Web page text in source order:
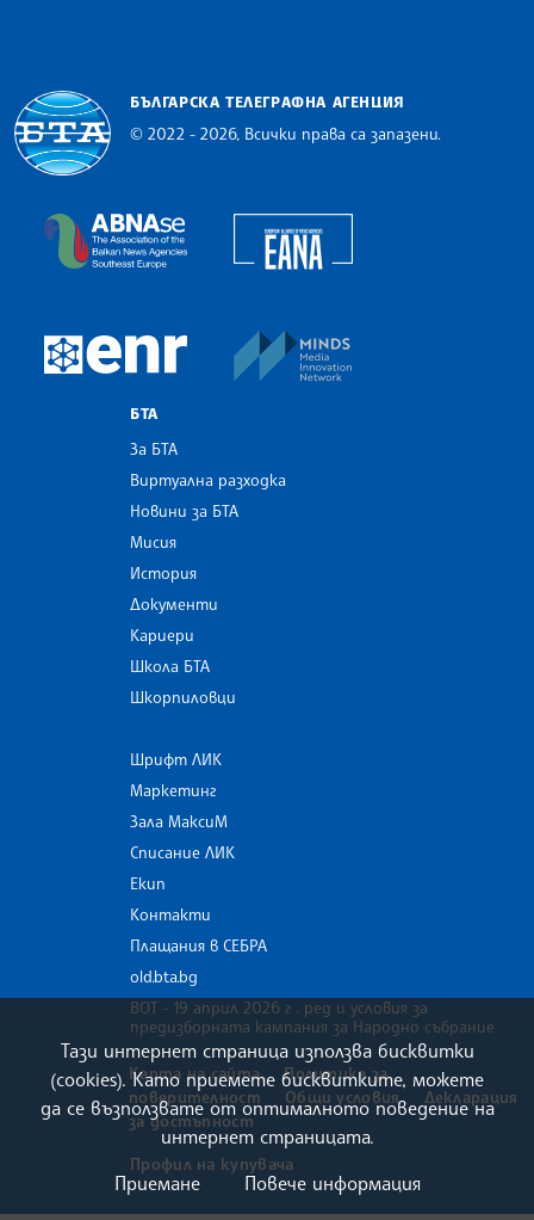
БЪЛГАРСКА ТЕЛЕГРАФНА АГЕНЦИЯ
© 2022 - 2026, Всички права са запазени.
The Assocoation of the Balkan News Agencies
European Newsroom
БТА
За БТА
Виртуална разходка
Новини за БТА
Мисия
История
Документи
Кариери
Школа БТА
Шкорпиловци
Шрифт ЛИК
Маркетинг
Зала МаксиМ
Списание ЛИК
Екип
Контакти
Плащания в СЕБРА
old.bta.bg
ВОТ - 19 април 2026 г . ред и условия за
предизборната кампания за Народно събрание
Карта на сайта
Политика за
поверителност
Общи условия
Декларация
за достъпност
Профил на купувача
Тази интернет страница използва бисквитки
(cookies). Като приемете бисквитките, можете
да се възползвате от оптималното поведение на
интернет страницата.
Приемане
Повече информация